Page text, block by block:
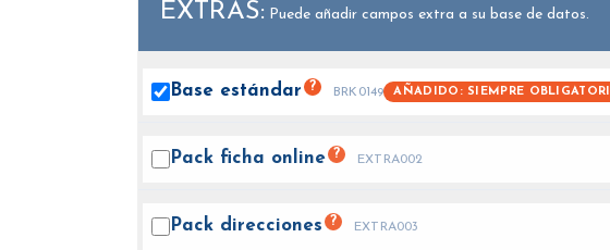
EXTRAS: Puede añadir campos extra a su base de datos.
Base estándar ? BRK0149 AÑADIDO: SIEMPRE
Pack ficha online ? EXTRA002
Pack direcciones ? EXTRA003